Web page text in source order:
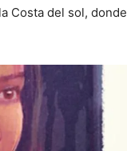
Costa del sol, donde